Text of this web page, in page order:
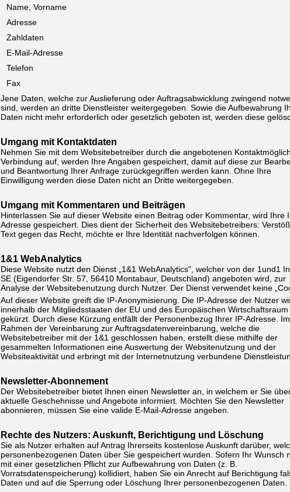
Name, Vorname
Adresse
Zahldaten
E-Mail-Adresse
Telefon
Fax
Jene Daten, welche zur Auslieferung oder Auftragsabwicklung zwingend
sind, werden an dritte Dienstleister weitergegeben. Sowie die Aufbewahrung
Daten nicht mehr erforderlich oder gesetzlich geboten ist, werden diese
Umgang mit Kontaktdaten
Nehmen Sie mit dem Websitebetreiber durch die angebotenen
Verbindung auf, werden Ihre Angaben gespeichert, damit auf diese zur
und Beantwortung Ihrer Anfrage zurückgegriffen werden kann. Ohne Ihre
Einwilligung werden diese Daten nicht an Dritte weitergegeben.
Umgang mit Kommentaren und Beiträgen
Hinterlassen Sie auf dieser Website einen Beitrag oder Kommentar, wird Ihre
Adresse gespeichert. Dies dient der Sicherheit des Websitebetreibers:
Text gegen das Recht, möchte er Ihre Identität nachverfolgen können.
1&1 WebAnalytics
Diese Website nutzt den Dienst „1&1 WebAnalytics", welcher von der 1und1
SE (Eigendorfer Str. 57, 56410 Montabaur, Deutschland) angeboten wird, zur
Analyse der Websitebenutzung durch Nutzer. Der Dienst verwendet keine
Auf dieser Website greift die IP-Anonymisierung. Die IP-Adresse der Nutzer
innerhalb der Mitgliedsstaaten der EU und des Europäischen Wirtschaftsraum
gekürzt. Durch diese Kürzung entfällt der Personenbezug Ihrer IP-Adresse. Im
Rahmen der Vereinbarung zur Auftragsdatenvereinbarung, welche die
Websitebetreiber mit der 1&1 geschlossen haben, erstellt diese mithilfe der
gesammelten Informationen eine Auswertung der Websitenutzung und der
Websiteaktivität und erbringt mit der Internetnutzung verbundene
Newsletter-Abonnement
Der Websitebetreiber bietet Ihnen einen Newsletter an, in welchem er Sie
aktuelle Geschehnisse und Angebote informiert. Möchten Sie den Newsletter
abonnieren, müssen Sie eine valide E-Mail-Adresse angeben.
Rechte des Nutzers: Auskunft, Berichtigung und Löschung
Sie als Nutzer erhalten auf Antrag Ihrerseits kostenlose Auskunft darüber,
personenbezogenen Daten über Sie gespeichert wurden. Sofern Ihr Wunsch
mit einer gesetzlichen Pflicht zur Aufbewahrung von Daten (z. B.
Vorratsdatenspeicherung) kollidiert, haben Sie ein Anrecht auf Berichtigung
Daten und auf die Sperrung oder Löschung Ihrer personenbezogenen Daten.